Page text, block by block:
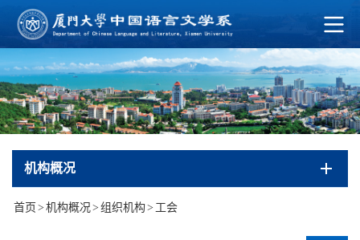
机构概况
首页 > 机构概况> 组织机构> 工会